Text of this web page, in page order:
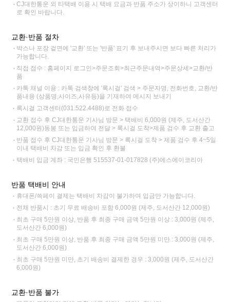
CJ대한통운 외 타택배 이용 시 택배 요금과 반품 주소가 상이하니 고객센터
로 확인 바랍니다.
교환·반품 절차
박스나 포장 겉면에 '교환' 또는 '반품' 표기 후 보내주시면 보다 빠른 처리가
가능합니다.
직접 접수 : 홈페이지 로그인>주문조회>최근주문내역>주문상세>교환/반
품
카톡 채널 이용 : 카톡 검색창에 '록시걸' 검색 > 주문자명, 전화번호, 교환/반
품내용 (상품명,사이즈,사유등)을 기재하여 메시지 보내기
록시걸 고객센터(031.522.4488)로 전화 접수
교환 접수 후 CJ대한통운 기사님 방문 > 택배비 6,000원 (제주, 도서산간
12,000원)동봉 또는 입금하여 전달 > 록시걸 도착>제품 검수 후 교환 출고
반품 접수 후 CJ대한통운 기사님 방문 > 록시걸 도착 > 제품 검수 후 4~5일
이내 택배비 차감 또는 입금 확인 후 환불
택배비 입금 계좌 : 국민은행 515537-01-017828 (주)에스에이코리아
반품 택배비 안내
휴대폰/쓱페이 결제는 택배비 차감이 불가하여 입금만 가능합니다.
전체 반품시 : 초기 무료 배송비 포함 6,000원 (제주, 도서산간 12,000원)
최초 구매 5만원 이상, 반품 후 최종 구매 금액 5만원 이상 : 3,000원 (제주,
도서산간 6,000원)
최초 구매 5만원 이상, 반품 후 최종 구매 금액 5만원 미만 : 3,000원 (제주,
도서산간 6,000원)
최초 구매 5만원 미만, 초기 배송비 결제한 경우 : 3,000원 (제주, 도서산간
6,000원)
교환·반품 불가